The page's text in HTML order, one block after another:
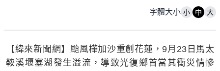
字體大小 小 中 大
【緯來新聞網】颱風樺加沙重創花蓮，9月23日馬太
鞍溪堰塞湖發生溢流，導致光復鄉首當其衝災情慘